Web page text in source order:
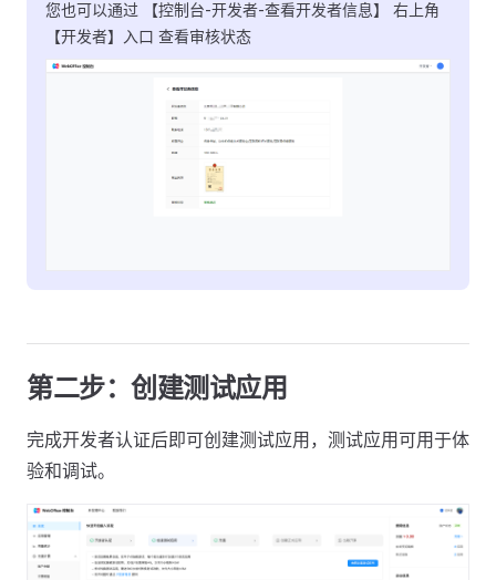
您也可以通过 【控制台-开发者-查看开发者信息】 右上角
【开发者】入口 查看审核状态
第二步：创建测试应用
完成开发者认证后即可创建测试应用，测试应用可用于体
验和调试。